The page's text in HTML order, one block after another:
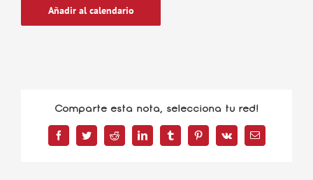
Añadir al calendario
Comparte esta nota, selecciona tu red!
FacebookTwitterReddit LinkedInTumblrPinterest
Vk
Correo
electrónico